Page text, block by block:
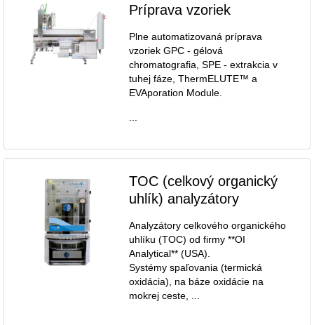
Príprava vzoriek
Plne automatizovaná príprava
vzoriek GPC - gélová
chromatografia, SPE - extrakcia v
tuhej fáze, ThermELUTE™ a
EVAporation Module.
TOC (celkový organický
uhlík) analyzátory
Analyzátory celkového organického
uhlíku (TOC) od firmy **OI
Analytical** (USA).
Systémy spaľovania (termická
oxidácia), na báze oxidácie na
mokrej ceste, ...